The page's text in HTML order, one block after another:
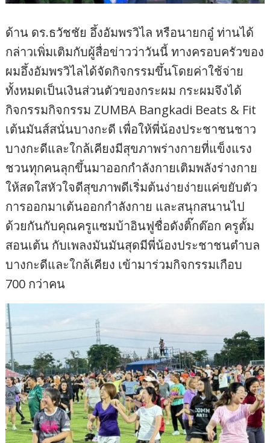
ด้าน ดร.ธวัชชัย อึ้งอัมพรวิไล หรือนายกอู๋ ท่านได้
กล่าวเพิ่มเติมกับผู้สื่อข่าวว่าวันนี้ ทางครอบครัวของ
ผมอึ้งอัมพรวิไลได้จัดกิจกรรมขึ้นโดยค่าใช้จ่าย
ทั้งหมดเป็นเงินส่วนตัวของกระผม กระผมจึงได้
กิจกรรมกิจกรรม ZUMBA Bangkadi Beats & Fit
เต้นมันส์สนั่นบางกะดี เพื่อให้พี่น้องประชาชนชาว
บางกะดีและใกล้เคียงมีสุขภาพร่างกายที่แข็งแรง
ชวนทุกคนลุกขึ้นมาออกกำลังกายเติมพลังร่างกาย
ให้สดใสหัวใจดีสุขภาพดีเริ่มต้นง่ายง่ายแค่ขยับตัว
การออกมาเต้นออกกำลังกาย และสนุกสนานไป
ด้วยกันกับคุณครูแซมบ้าอินฟูชื่อดังติ๊กต๊อก ครูตั้ม
สอนเต้น กับเพลงมันมันสุดมีพี่น้องประชาชนตำบล
บางกะดีและใกล้เคียง เข้ามาร่วมกิจกรรมเกือบ
700 กว่าคน